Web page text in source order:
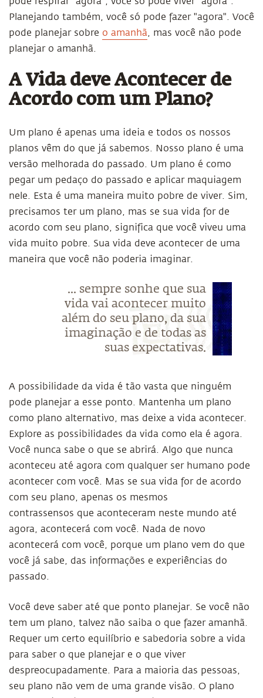
Planejando também, você só pode fazer "agora". Você
pode planejar sobre o amanhã, mas você não pode
planejar o amanhã.
A Vida deve Acontecer de
Acordo com um Plano?
Um plano é apenas uma ideia e todos os nossos
planos vêm do que já sabemos. Nosso plano é uma
versão melhorada do passado. Um plano é como
pegar um pedaço do passado e aplicar maquiagem
nele. Esta é uma maneira muito pobre de viver. Sim,
precisamos ter um plano, mas se sua vida for de
acordo com seu plano, significa que você viveu uma
vida muito pobre. Sua vida deve acontecer de uma
maneira que você não poderia imaginar.
... sempre sonhe que sua
vida vai acontecer muito
além do seu plano, da sua
imaginação e de todas as
suas expectativas.
A possibilidade da vida é tão vasta que ninguém
pode planejar a esse ponto. Mantenha um plano
como plano alternativo, mas deixe a vida acontecer.
Explore as possibilidades da vida como ela é agora.
Você nunca sabe o que se abrirá. Algo que nunca
aconteceu até agora com qualquer ser humano pode
acontecer com você. Mas se sua vida for de acordo
com seu plano, apenas os mesmos
contrassensos que aconteceram neste mundo até
agora, acontecerá com você. Nada de novo
acontecerá com você, porque um plano vem do que
você já sabe, das informações e experiências do
passado.
Você deve saber até que ponto planejar. Se você não
tem um plano, talvez não saiba o que fazer amanhã.
Requer um certo equilíbrio e sabedoria sobre a vida
para saber o que planejar e o que viver
despreocupadamente. Para a maioria das pessoas,
seu plano não vem de uma grande visão. O plano